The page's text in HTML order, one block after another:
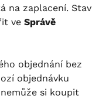
na zaplacení. Stav
ve Správě
objednání bez
objednávku
si koupit